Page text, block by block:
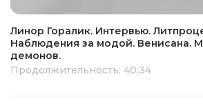
Линор Горалик. Интервью.
Наблюдения за модой. Венисана.
демонов.
Продолжительность: 40:34